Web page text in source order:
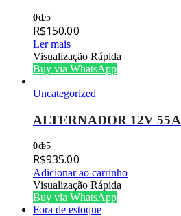
0de 5
R$150.00
Ler mais
Visualização Rápida
Buy via WhatsApp
Uncategorized
ALTERNADOR 12V 55A
0de 5
R$935.00
Adicionar ao carrinho
Visualização Rápida
Buy via WhatsApp
Fora de estoque